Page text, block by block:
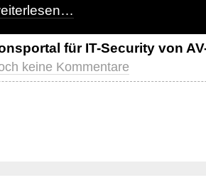
für IT-Security von
keine Kommentare